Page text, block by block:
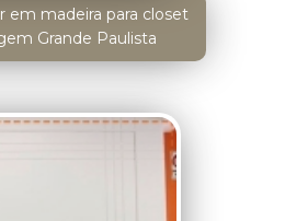
em madeira para closet
Grande Paulista